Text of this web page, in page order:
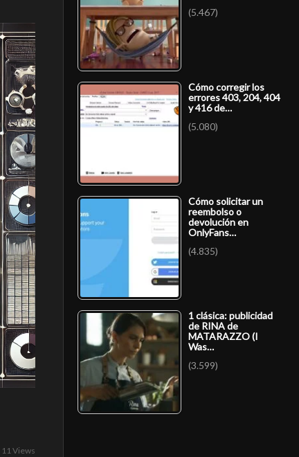
11 Views
(5.467)
Cómo corregir los
errores 403, 204, 404
y 416 de…
(5.080)
Cómo solicitar un
reembolso o
devolución en
OnlyFans…
(4.835)
1 clásica: publicidad
de RINA de
MATARAZZO (I
Was…
(3.599)